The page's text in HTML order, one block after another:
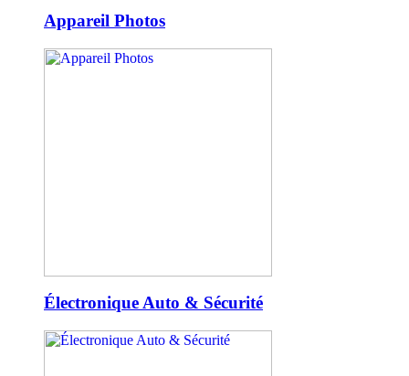
Appareil Photos
Électronique Auto & Sécurité